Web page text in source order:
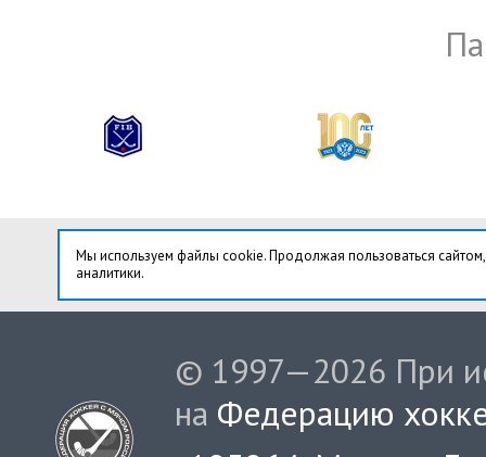
Мы используем файлы cookie. Продолжая пользоваться
аналитики.
© 1997—2026 При
на Федерацию